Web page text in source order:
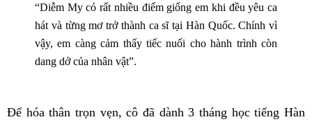
“Diễm My có rất nhiều điểm giống em khi đều yêu ca
hát và từng mơ trở thành ca sĩ tại Hàn Quốc. Chính vì
vậy, em càng cảm thấy tiếc nuối cho hành trình còn
dang dở của nhân vật”.
Để hóa thân trọn vẹn, cô đã dành 3 tháng học tiếng Hàn